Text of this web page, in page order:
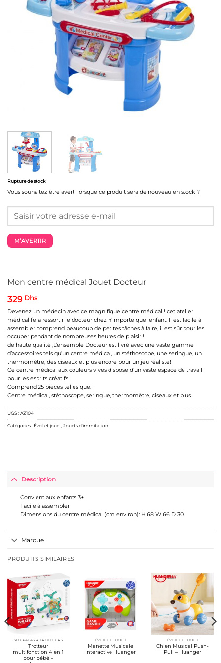
Mon centre médical Jouet Docteur
329 Dhs
Devenez un médecin avec ce magnifique centre médical ! cet atelier
médical fera ressortir le docteur chez n’importe quel enfant. Il est facile à
assembler comprend beaucoup de petites tâches à faire, il est sûr pour les
occuper pendant de nombreuses heures de plaisir !
de haute qualité ,L’ensemble Docteur est livré avec une vaste gamme
d’accessoires tels qu’un centre médical, un stéthoscope, une seringue, un
thermomètre, des ciseaux et plus encore pour un jeu réaliste!
Ce centre médical aux couleurs vives dispose d’un vaste espace de travail
pour les esprits créatifs.
Comprend 25 pièces telles que:
Centre médical, stéthoscope, seringue, thermomètre, ciseaux et plus
Rupture de stock
Vous souhaitez être averti lorsque ce produit sera de nouveau en stock ?
M’AVERTIR
UGS :AZ104
Catégories : Éveil et jouet Jouets d'immitation
Description
Convient aux enfants 3+
Facile à assembler
Dimensions du centre médical (cm environ): H 68 W 66 D 30
Marque
PRODUITS SIMILAIRES
YOUPALAS & TROTTEURS
Trotteur
multifonction 4 en 1
pour bébé –
ÉVEIL ET JOUET
Manette Musicale
Interactive Huanger
ÉVEIL ET JOUET
Chien Musical Push-
Pull – Huanger